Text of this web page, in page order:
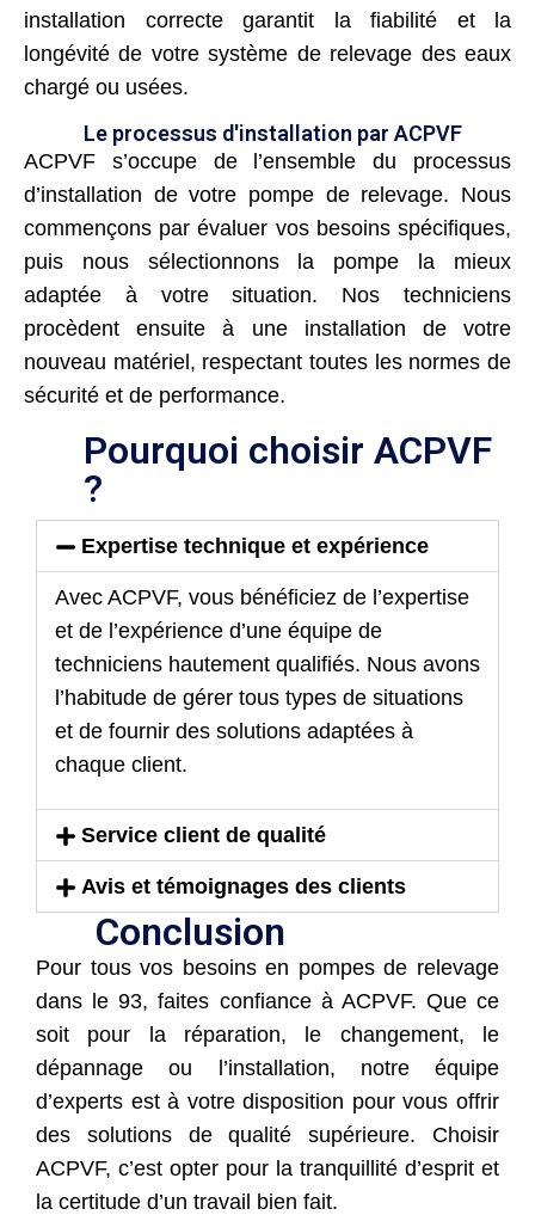
installation correcte garantit la fiabilité et la
longévité de votre système de relevage des eaux
chargé ou usées.
Le processus d'installation par ACPVF
ACPVF s’occupe de l’ensemble du processus
d’installation de votre pompe de relevage. Nous
commençons par évaluer vos besoins spécifiques,
puis nous sélectionnons la pompe la mieux
adaptée à votre situation. Nos techniciens
procèdent ensuite à une installation de votre
nouveau matériel, respectant toutes les normes de
sécurité et de performance.
Pourquoi choisir ACPVF
?
Expertise technique et expérience
Avec ACPVF, vous bénéficiez de l’expertise
et de l’expérience d’une équipe de
techniciens hautement qualifiés. Nous avons
l’habitude de gérer tous types de situations
et de fournir des solutions adaptées à
chaque client.
Service client de qualité
Avis et témoignages des clients
Conclusion
Pour tous vos besoins en pompes de relevage
dans le 93, faites confiance à ACPVF. Que ce
soit pour la réparation, le changement, le
dépannage ou l’installation, notre équipe
d’experts est à votre disposition pour vous offrir
des solutions de qualité supérieure. Choisir
ACPVF, c’est opter pour la tranquillité d’esprit et
la certitude d’un travail bien fait.